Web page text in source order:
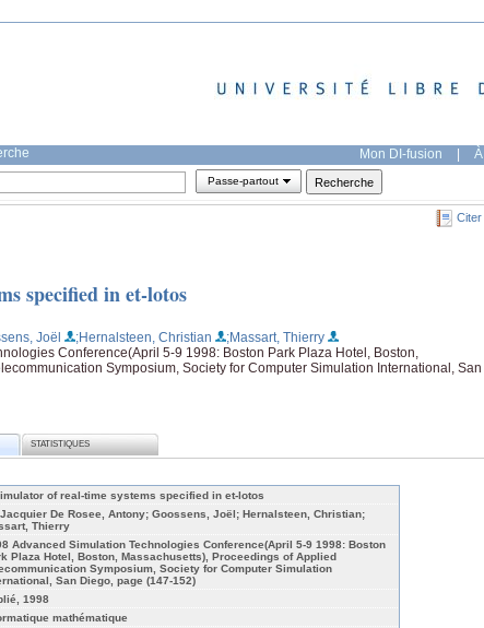
Mon DI-fusion |
Passe-partout
Citer
specified in et-lotos
Joël ;Hernalsteen, Christian
;Massart, Thierry
Conference(April 5-9 1998: Boston Park Plaza Hotel, Boston,
Symposium, Society for Computer Simulation International, San
STATISTIQUES
of real-time systems specified in et-lotos
De Rosee, Antony; Goossens, Joël; Hernalsteen, Christian;
Thierry
Advanced Simulation Technologies Conference(April 5-9 1998: Boston
Plaza Hotel, Boston, Massachusetts), Proceedings of Applied
Symposium, Society for Computer Simulation
San Diego, page (147-152)
1998
mathématique